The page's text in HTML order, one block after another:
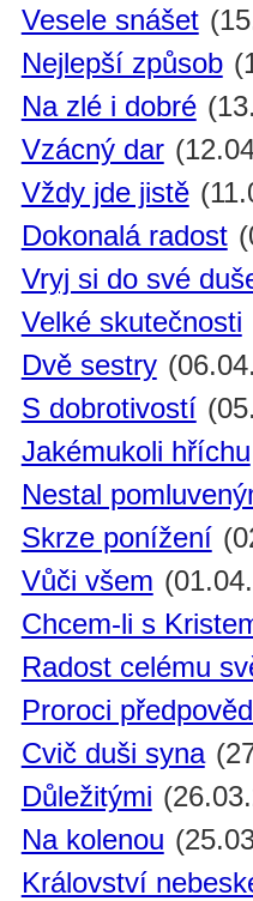
Vesele snášet
Nejlepší způsob
Na zlé i dobré
Vzácný dar
Vždy jde jistě
Dokonalá radost
Vryj si do své
Velké skutečnosti
Dvě sestry
S dobrotivostí
Jakémukoli hříchu
Nestal
Skrze ponížení
Vůči všem
Chcem-li s
Radost celému
Proroci
Cvič duši syna
Důležitými
Na kolenou
Království